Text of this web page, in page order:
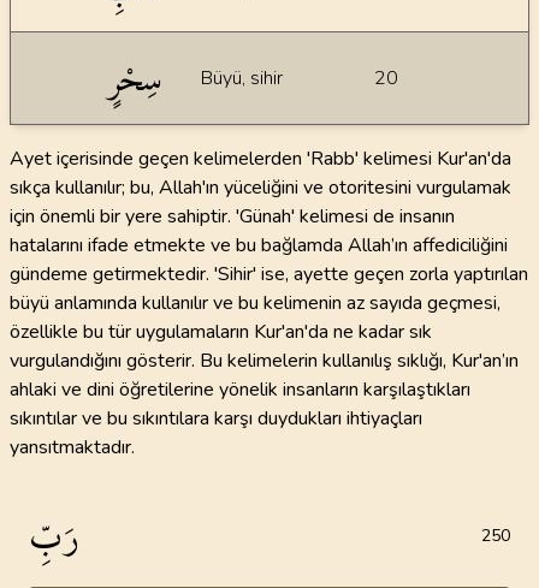
سِحْرٍ Büyü, sihir 20
Ayet içerisinde geçen kelimelerden 'Rabb' kelimesi Kur'an'da
sıkça kullanılır; bu, Allah'ın yüceliğini ve otoritesini vurgulamak
için önemli bir yere sahiptir. 'Günah' kelimesi de insanın
hatalarını ifade etmekte ve bu bağlamda Allah’ın affediciliğini
gündeme getirmektedir. 'Sihir' ise, ayette geçen zorla yaptırılan
büyü anlamında kullanılır ve bu kelimenin az sayıda geçmesi,
özellikle bu tür uygulamaların Kur'an'da ne kadar sık
vurgulandığını gösterir. Bu kelimelerin kullanılış sıklığı, Kur'an’ın
ahlaki ve dini öğretilerine yönelik insanların karşılaştıkları
sıkıntılar ve bu sıkıntılara karşı duydukları ihtiyaçları
yansıtmaktadır.
رَبِّ 250